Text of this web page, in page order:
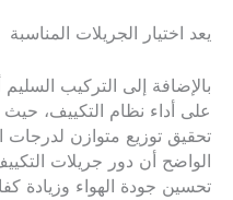
يعد اختيار الجريلات المناسبة
بالإضافة إلى التركيب السليم
على أداء نظام التكييف،
تحقيق توزيع متوازن لدرجات
الواضح أن دور جريلات
تحسين جودة الهواء وزيادة